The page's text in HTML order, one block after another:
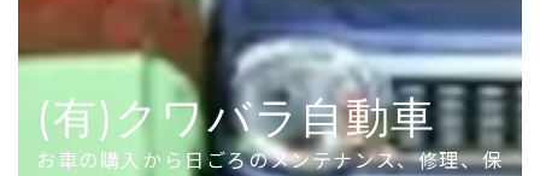
(有)クワバラ自動車
お車の購入から日ごろのメンテナンス、修理、保